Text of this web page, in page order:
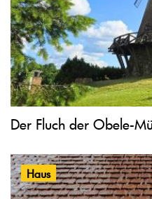
Der Fluch der Obele-
Haus